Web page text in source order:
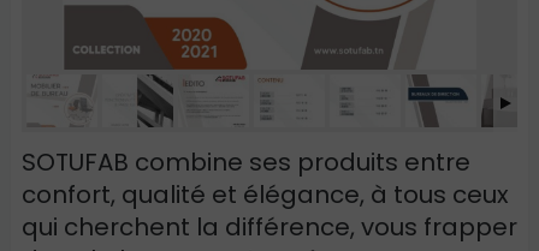
SOTUFAB combine ses produits entre
confort, qualité et élégance, à tous ceux
qui cherchent la différence, vous frapper